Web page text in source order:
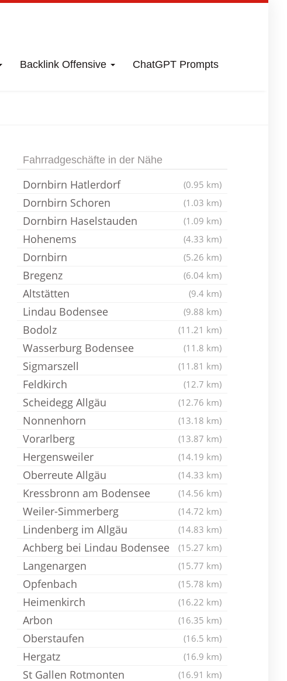
Backlink Offensive ChatGPT Prompts
Fahrradgeschäfte in der Nähe
Dornbirn Hatlerdorf (0.95 km)
Dornbirn Schoren (1.03 km)
Dornbirn Haselstauden (1.09 km)
Hohenems (4.33 km)
Dornbirn (5.26 km)
Bregenz (6.04 km)
Altstätten (9.4 km)
Lindau Bodensee (9.88 km)
Bodolz (11.21 km)
Wasserburg Bodensee (11.8 km)
Sigmarszell (11.81 km)
Feldkirch (12.7 km)
Scheidegg Allgäu (12.76 km)
Nonnenhorn (13.18 km)
Vorarlberg (13.87 km)
Hergensweiler (14.19 km)
Oberreute Allgäu (14.33 km)
Kressbronn am Bodensee (14.56 km)
Weiler-Simmerberg (14.72 km)
Lindenberg im Allgäu (14.83 km)
Achberg bei Lindau Bodensee (15.27 km)
Langenargen (15.77 km)
Opfenbach (15.78 km)
Heimenkirch (16.22 km)
Arbon (16.35 km)
Oberstaufen (16.5 km)
Hergatz (16.9 km)
St Gallen Rotmonten (16.91 km)